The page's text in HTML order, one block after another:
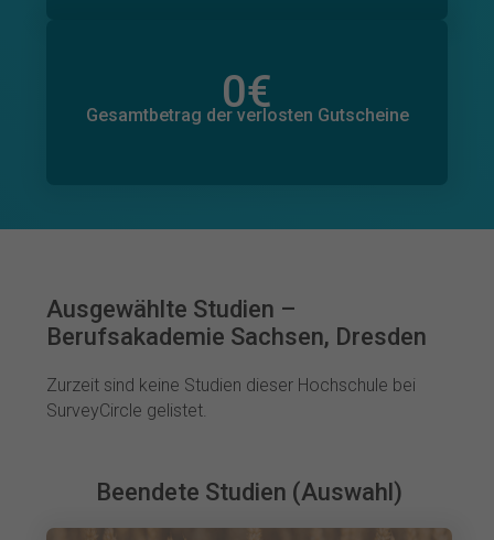
0€
Gesamtbetrag der verlosten Gutscheine
0€
Gesamtbetrag der zugesagten Spenden
Ausgewählte Studien –
Berufsakademie Sachsen, Dresden
Zurzeit sind keine Studien dieser Hochschule bei
SurveyCircle gelistet.
Beendete Studien (Auswahl)